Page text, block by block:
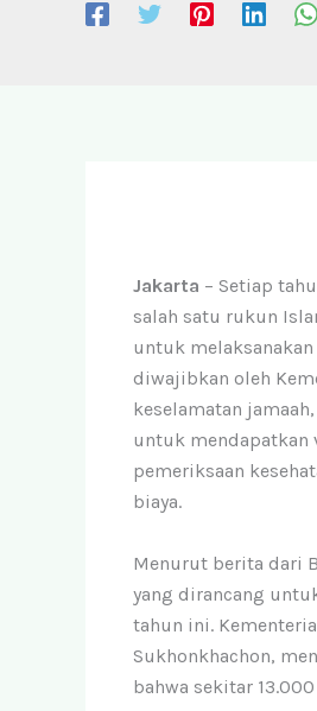
Jakarta – Setiap
salah satu rukun
untuk
diwajibkan oleh
keselamatan
untuk mendapatkan
pemeriksaan
biaya.
Menurut berita dari
yang dirancang
tahun ini.
Sukhonkhachon,
bahwa sekitar